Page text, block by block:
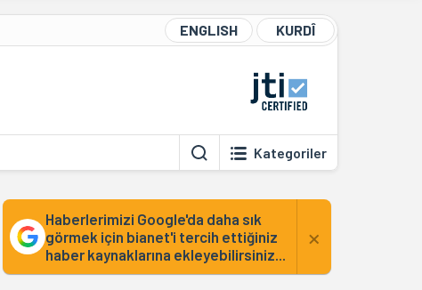
ENGLISH KURDÎ
Kategoriler
Haberlerimizi Google'da daha sık
görmek için bianet'i tercih ettiğiniz
haber kaynaklarına ekleyebilirsiniz...
×